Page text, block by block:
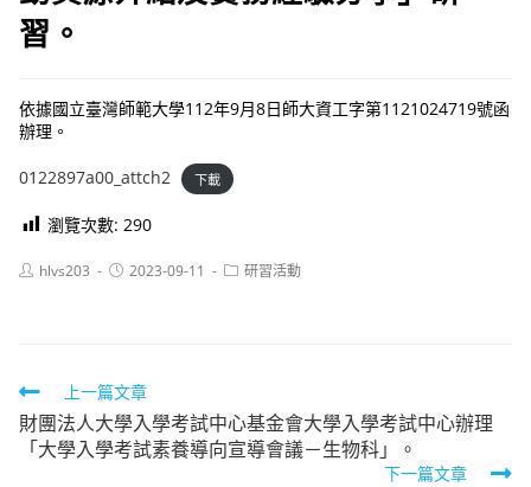
習。
依據國立臺灣師範大學112年9月8日師大資工字第1121024719號函
辦理。
0122897a00_attch2 下載
瀏覽次數: 290
Posthlvs203
Post2023-09-11
Post研習活動
Read
more
articles
上一篇文章
財團法人大學入學考試中心基金會大學入學考試中心辦理
「大學入學考試素養導向宣導會議－生物科」。
下一篇文章